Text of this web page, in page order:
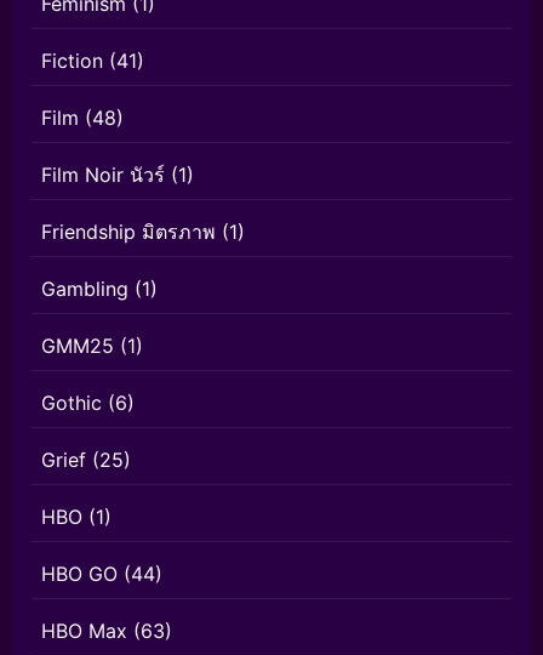
Fiction (41)
Film (48)
Film Noir นัวร์ (1)
Friendship มิตรภาพ (1)
Gambling (1)
GMM25 (1)
Gothic (6)
Grief (25)
HBO (1)
HBO GO (44)
HBO Max (63)